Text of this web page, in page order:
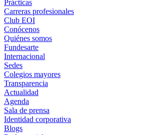
Prácticas
Carreras profesionales
Club EOI
Conócenos
Quiénes somos
Fundesarte
Internacional
Sedes
Colegios mayores
Transparencia
Actualidad
Agenda
Sala de prensa
Identidad corporativa
Blogs